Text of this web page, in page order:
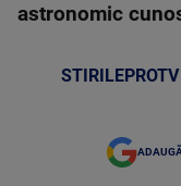
astronomic
STIRILEPROTV